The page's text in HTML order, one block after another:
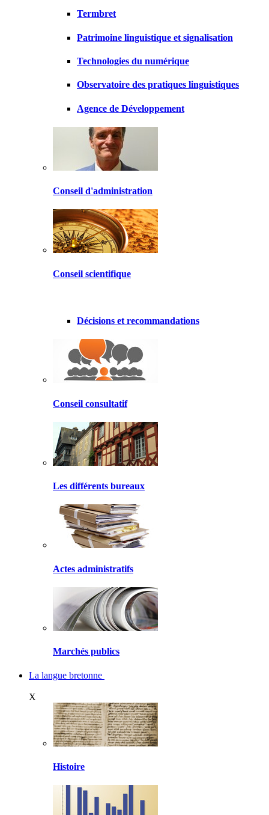
Termbret
Patrimoine linguistique et signalisation
Technologies du numérique
Observatoire des pratiques linguistiques
Agence de Développement
Conseil d'administration
Conseil scientifique
Décisions et recommandations
Conseil consultatif
Les différents bureaux
Actes administratifs
Marchés publics
La langue bretonne
X
Histoire